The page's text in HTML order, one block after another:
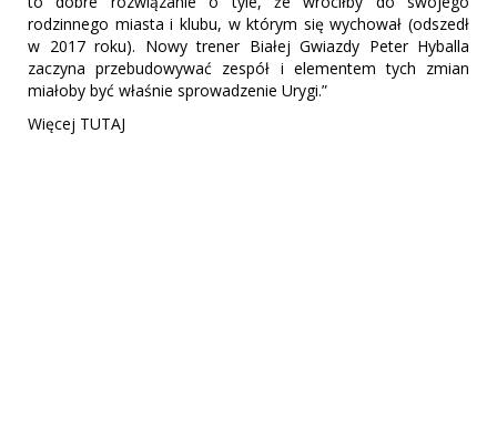
rodzinnego miasta i klubu, w którym się wychował (odszedł
w 2017 roku). Nowy trener Białej Gwiazdy Peter Hyballa
zaczyna przebudowywać zespół i elementem tych zmian
miałoby być właśnie sprowadzenie Urygi.”
Więcej TUTAJ